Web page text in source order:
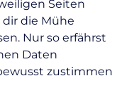
Seiten
die Mühe
Nur so erfährst
Daten
zustimmen